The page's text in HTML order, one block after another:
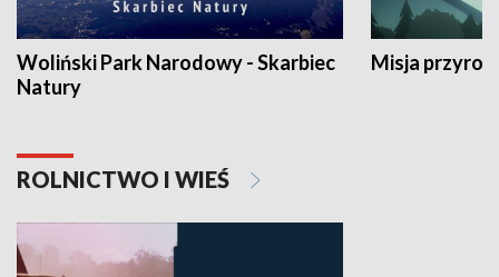
Woliński Park Narodowy - Skarbiec
Natury
Misja
ROLNICTWO I WIEŚ